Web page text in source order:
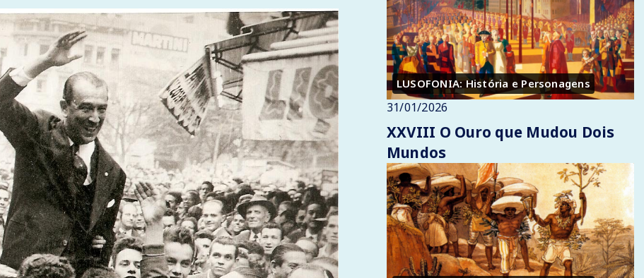
LUSOFONIA: História e Personagens
31/01/2026
XXVIII O Ouro que Mudou Dois
Mundos